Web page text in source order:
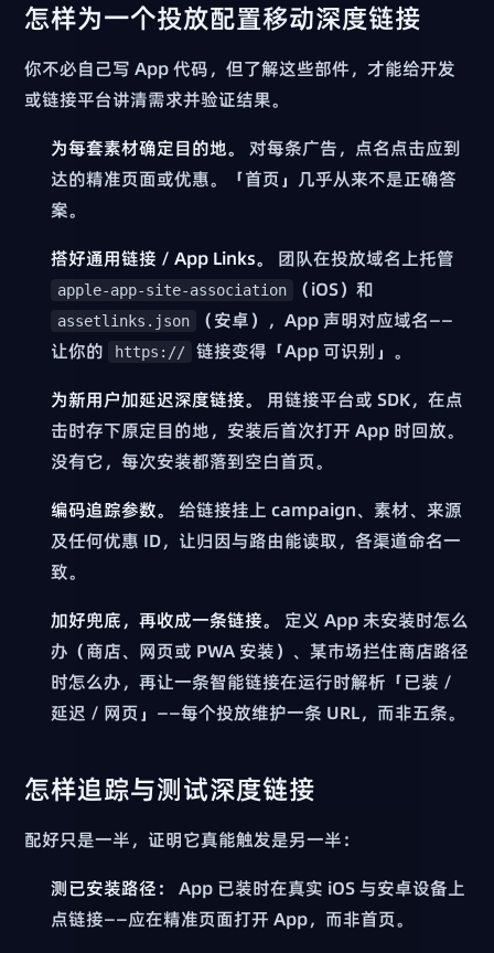
怎样为一个投放配置移动深度链接
你不必自己写 App 代码，但了解这些部件，才能给开发
或链接平台讲清需求并验证结果。
为每套素材确定目的地。
对每条广告，点名点击应到
达的精准页面或优惠。「首页」几乎从来不是正确答
案。
搭好通用链接 / App Links。
团队在投放域名上托管
apple-app-site-association （iOS）和
assetlinks.json
（安卓），App 声明对应域名——
让你的
https://
链接变得「App 可识别」。
为新用户加延迟深度链接。
用链接平台或 SDK，在点
击时存下原定目的地，安装后首次打开 App 时回放。
没有它，每次安装都落到空白首页。
编码追踪参数。
给链接挂上 campaign、素材、来源
及任何优惠 ID，让归因与路由能读取，各渠道命名一
致。
加好兜底，再收成一条链接。
定义 App 未安装时怎么
办（商店、网页或 PWA 安装）、某市场拦住商店路径
时怎么办，再让一条智能链接在运行时解析「已装 /
延迟 / 网页」——每个投放维护一条 URL，而非五条。
怎样追踪与测试深度链接
配好只是一半，证明它真能触发是另一半：
测已安装路径：
App 已装时在真实 iOS 与安卓设备上
点链接——应在精准页面打开 App，而非首页。